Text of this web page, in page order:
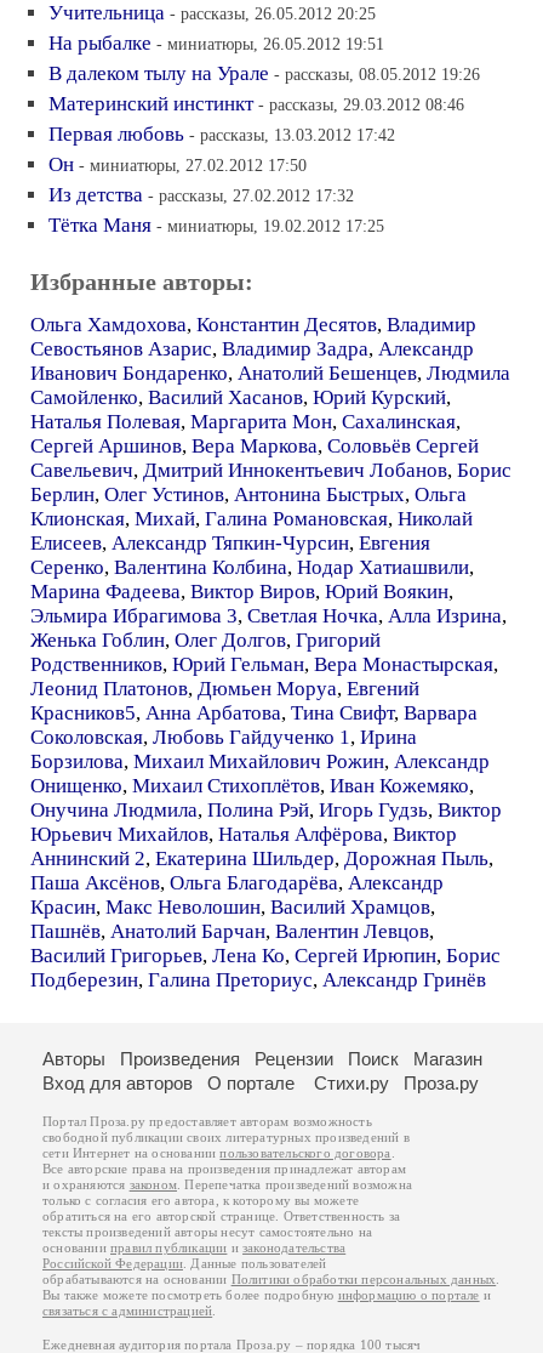
Учительница - рассказы, 26.05.2012 20:25
На рыбалке - миниатюры, 26.05.2012 19:51
В далеком тылу на Урале - рассказы, 08.05.2012 19:26
Материнский инстинкт - рассказы, 29.03.2012 08:46
Первая любовь - рассказы, 13.03.2012 17:42
Он - миниатюры, 27.02.2012 17:50
Из детства - рассказы, 27.02.2012 17:32
Тётка Маня - миниатюры, 19.02.2012 17:25
Избранные авторы:
Ольга Хамдохова, Константин Десятов, Владимир
Севостьянов Азарис, Владимир Задра, Александр
Иванович Бондаренко, Анатолий Бешенцев, Людмила
Самойленко, Василий Хасанов, Юрий Курский,
Наталья Полевая, Маргарита Мон, Сахалинская,
Сергей Аршинов, Вера Маркова, Соловьёв Сергей
Савельевич, Дмитрий Иннокентьевич Лобанов, Борис
Берлин, Олег Устинов, Антонина Быстрых, Ольга
Клионская, Михай, Галина Романовская, Николай
Елисеев, Александр Тяпкин-Чурсин, Евгения
Серенко, Валентина Колбина, Нодар Хатиашвили,
Марина Фадеева, Виктор Виров, Юрий Воякин,
Эльмира Ибрагимова 3, Светлая Ночка, Алла Изрина,
Женька Гоблин, Олег Долгов, Григорий
Родственников, Юрий Гельман, Вера Монастырская,
Леонид Платонов, Дюмьен Моруа, Евгений
Красников5, Анна Арбатова, Тина Свифт, Варвара
Соколовская, Любовь Гайдученко 1, Ирина
Борзилова, Михаил Михайлович Рожин, Александр
Онищенко, Михаил Стихоплётов, Иван Кожемяко,
Онучина Людмила, Полина Рэй, Игорь Гудзь, Виктор
Юрьевич Михайлов, Наталья Алфёрова, Виктор
Аннинский 2, Екатерина Шильдер, Дорожная Пыль,
Паша Аксёнов, Ольга Благодарёва, Александр
Красин, Макс Неволошин, Василий Храмцов,
Пашнёв, Анатолий Барчан, Валентин Левцов,
Василий Григорьев, Лена Ко, Сергей Ирюпин, Борис
Подберезин, Галина Преториус, Александр Гринёв
Авторы Произведения Рецензии Поиск
Магазин
Вход для авторов
О портале Стихи.ру Проза.ру
Портал Проза.ру предоставляет авторам возможность
свободной публикации своих литературных произведений в
сети Интернет на основаниипользовательского договора
Все авторские права на произведения принадлежат авторам
и охраняются законом . Перепечатка произведений возможна
только с согласия его автора, к которому вы можете
обратиться на его авторской странице. Ответственность за
тексты произведений авторы несут самостоятельно на
основанииправил публикации изаконодательства
Российской Федерации . Данные пользователей
обрабатываются на основании Политики обработки персональных данных
Вы также можете посмотреть более подробную информацию о портале и
связаться с администрацией
Ежедневная аудитория портала Проза.ру – порядка 100 тысяч